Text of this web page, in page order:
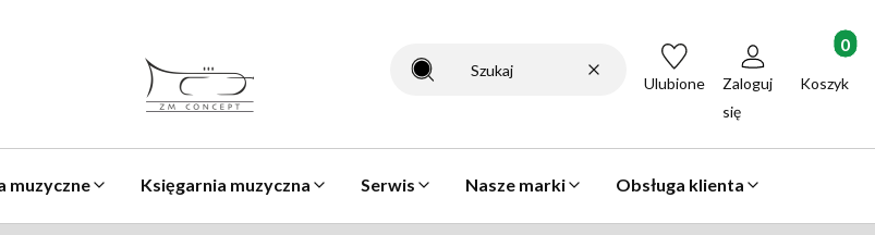
Wyczyść
Szukaj Ulubione
Zaloguj
się
Koszyk
muzyczne Księgarnia muzyczna Serwis Nasze marki Obsługa klienta